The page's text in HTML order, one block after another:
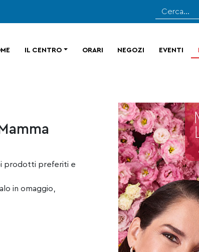
IL CENTRO ORARI NEGOZI EVENTI
prodotti preferiti e
in omaggio,